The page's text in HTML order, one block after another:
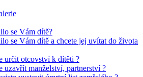
se Vám dítě?
se Vám dítě a chcete jej uvítat do života
určit otcovství k dítěti ?
uzavřít manželství, partnerství ?